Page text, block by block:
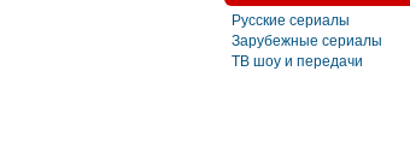
Русские сериалы
Зарубежные сериалы
ТВ шоу и передачи